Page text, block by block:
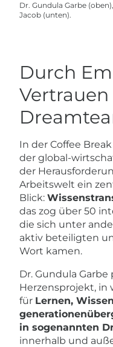
Dr. Gundula Garbe
Jacob (unten).
Durch
In der Coffee
der global-
der
Arbeitswelt ein
Blick:
das zog über 50
die sich unter
aktiv beteiligten
Wort kamen.
Dr. Gundula
Herzensprojekt, in
für Lernen,
in sogenannten
innerhalb und